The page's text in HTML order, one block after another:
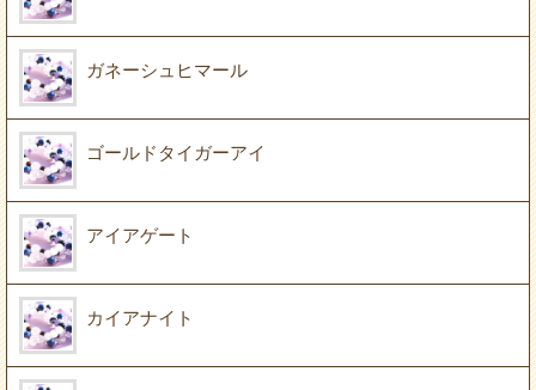
ガネーシュヒマール
ゴールドタイガーアイ
アイアゲート
カイアナイト